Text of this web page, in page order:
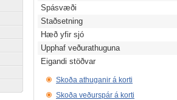
Spásvæði
Staðsetning
Hæð yfir sjó
Upphaf veðurathuguna
Eigandi stöðvar
Skoða athuganir á korti
Skoða veðurspár á korti